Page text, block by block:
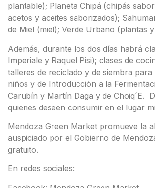
plantable); Planeta Chipá (chipás
acetos y aceites saborizados);
de Miel (miel); Verde Urbano (plantas
Además, durante los dos días habrá
Imperiale y Raquel Pisi); clases de
talleres de reciclado y de siembra
niños y de Introducción a la
Carubín y Martín Daga y de Choiq´E.
quienes deseen consumir en el lugar
Mendoza Green Market promueve la
auspiciado por el Gobierno de
gratuito.
En redes sociales: